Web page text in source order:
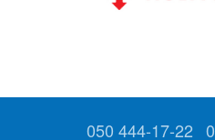
050 444-17-22